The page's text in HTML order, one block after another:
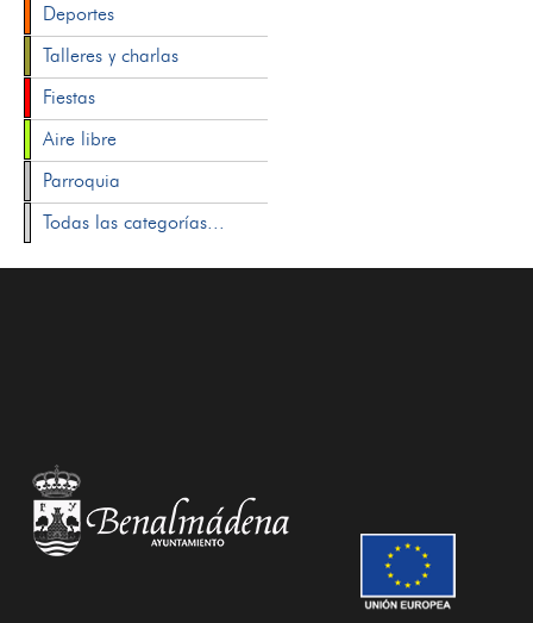
Deportes
Talleres y charlas
Fiestas
Aire libre
Parroquia
Todas las categorías...